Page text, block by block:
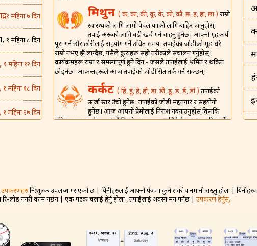
मिथुन( क, का, की, कू, के, को, कौ, छ, ह, हा, छा )राम्रो
स्वास्थ्यको लागि लामो पैदल यात्राको लागि बाहिर जानुहोस्।
तपाईं अरूको लागि बढी खर्च गर्न चाहनु हुनेछ। आफ्नो गृहकार्य
पूरा गर्न छोराछोरीलाई सहयोग गर्ने उचित समय। तपाईंका जोडीको मूड धेरै
राम्रो नभए झैं लाग्दैछ, यसैले कुराहरू सही तरीकाले संचालन गर्नुहोस्।
कार्यक्रमहरू राम्रा र समस्यापूर्ण हुने दिन - जसले तपाईंलाई भ्रमित र थकित
छोड्नेछ। आफन्तहरूले आज तपाईंको जोडीसित तर्क गर्न सक्छन्।
कर्कट( हि, हू, हे, हो, डा, डी, डू, ड़, डे, डो )तपाईंको
ऊर्जा स्तर उँचो हुनेछ। तपाईंको जोडी मद्दतगार र सहयोगी
हुनेछ। आज आफ्नो प्रेमीलाई निराश नबनाउनुहोस् किनकि
पछि पछुताउनु पर्न सक्छ। बाँकी रहेका समस्याहरू छिट्टै नै समाधान गरिनु पर्ने
हुनुहुनेछ। शंकास्पद वित्तीय सम्झौतामा बाँधिनुबाट सावधान
रहनुहोस्। यदि सञ्चार र छलफलहरू राम्रो तरीकाले भएनन् भने - तपाईंले
कन्या( पा, प, पु, पं, प, पे, पो, पौ, टो )स्वास्थ्य पूर्णत
१ महिना ७ दिन
१ महिना ८ दिन
१ महिना १२ दिन
१ महिना १८ दिन
१ महिना २७ दिन
२ महिना १८ दिन
३ महिना ० दिन
उपकरणहरुनि:शुल्क उपलब्ध गराएको छ | यिनीहरुलाई आफ्नो पेजमा कुनै संकोच नमानी राख्नु होला |
रि-लोड नगरी काम गर्छन | एक पटक चलाई हेर्नु होला , तपाईंलाई अवस्य मन पर्नेछ | उपकरण हेर्नुस्..